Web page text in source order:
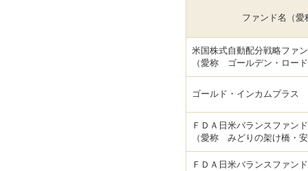
ファンド名（愛
米国株式自動配分戦略ファ
（愛称 ゴールデン・ロー
ゴールド・インカムプラス
ＦＤＡ日米バランスファ
（愛称 みどりの架け橋・
ＦＤＡ日米バランスファ